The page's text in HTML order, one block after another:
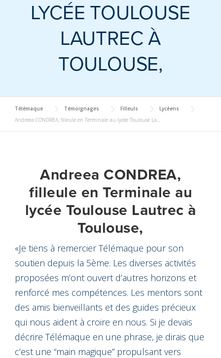
LYCÉE TOULOUSE
LAUTREC À
TOULOUSE,
Télémaque Témoignages Filleuls
Lycéens
Andreea CONDREA, filleule en Terminale au lycée Toulouse Lautrec à Toulouse,
Andreea CONDREA,
filleule en Terminale au
lycée Toulouse Lautrec à
Toulouse,
«Je tiens à remercier Télémaque pour son
soutien depuis la 5ème. Les diverses activités
proposées m’ont ouvert d’autres horizons et
renforcé mes compétences. Les mentors sont
des amis bienveillants et des guides précieux
qui nous aident à croire en nous. Si je devais
décrire Télémaque en une phrase, je dirais que
c’est une “main magique” propulsant vers